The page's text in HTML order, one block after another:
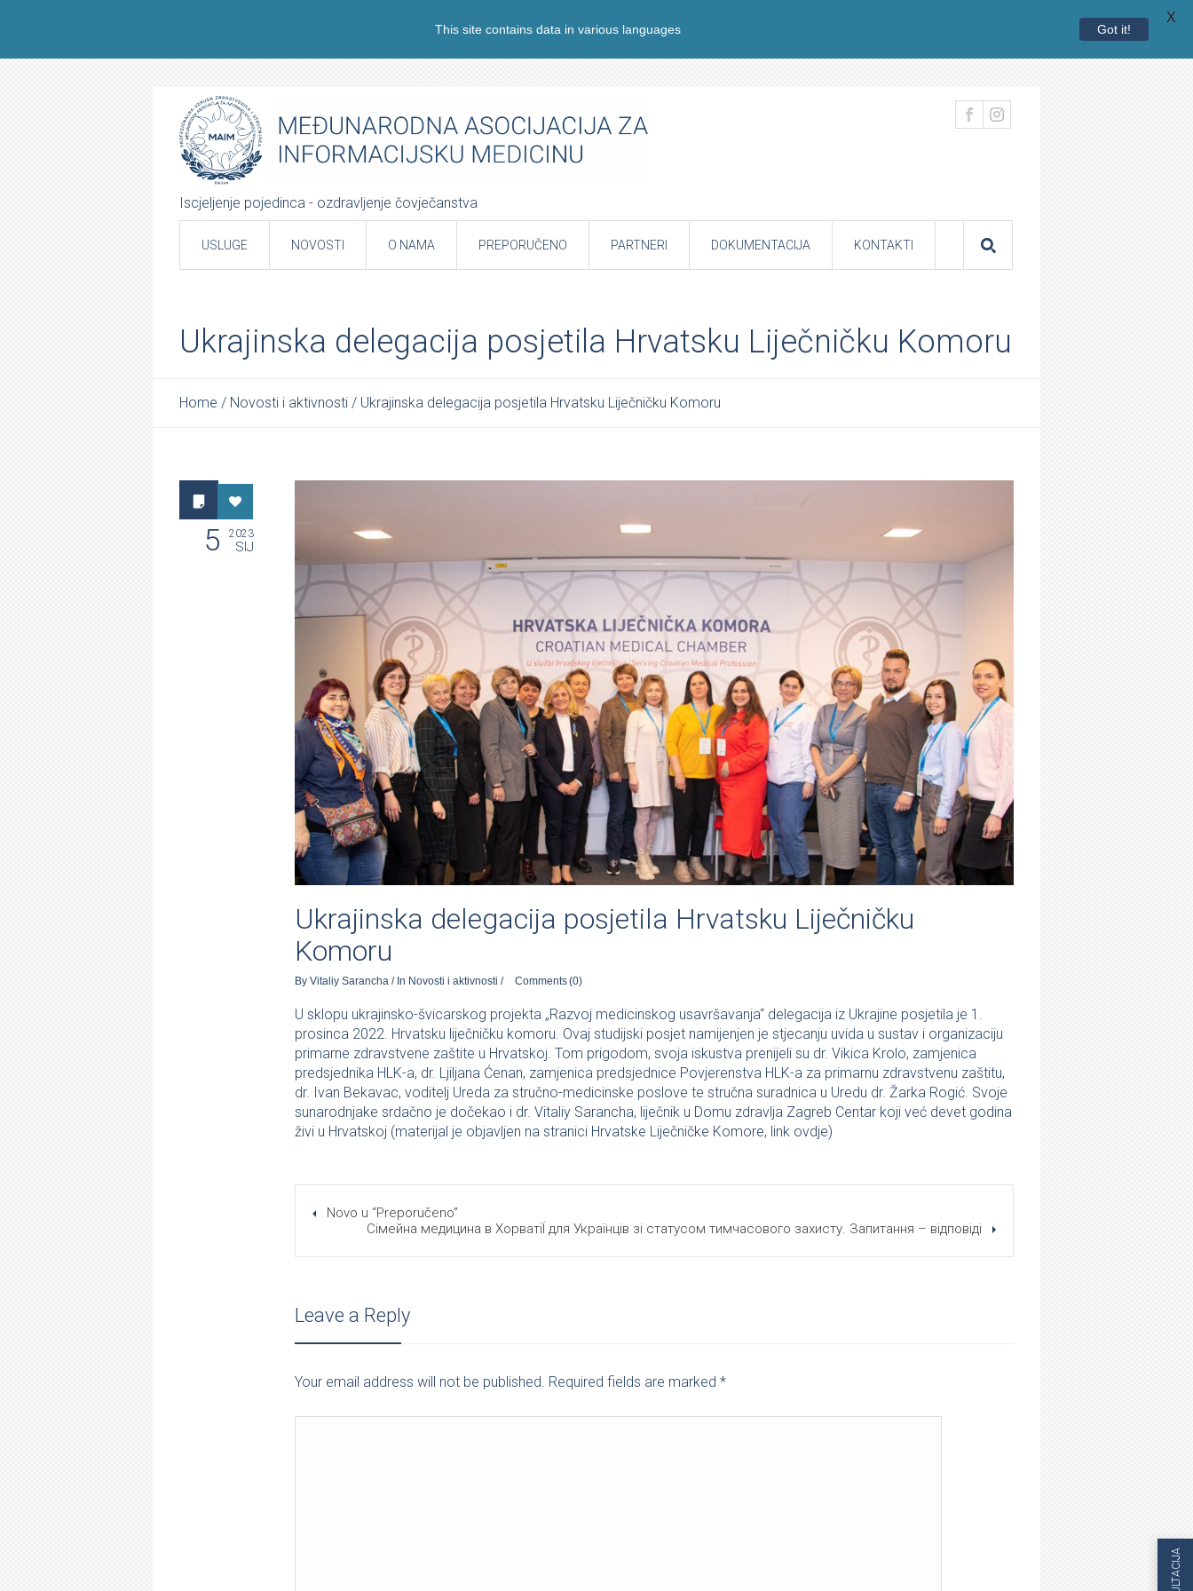
Iscjeljenje pojedinca - ozdravljenje čovječanstva
USLUGE NOVOSTI O NAMA PREPORUČENO PARTNERI DOKUMENTACIJA KONTAKTI
Ukrajinska delegacija posjetila Hrvatsku Liječničku Komoru
Home / Novosti i aktivnosti / Ukrajinska delegacija posjetila Hrvatsku Liječničku Komoru
5 2023
SIJ
Ukrajinska delegacija posjetila Hrvatsku Liječničku
Komoru
By Vitaliy Sarancha / In Novosti i aktivnosti / Comments(0)
U sklopu ukrajinsko-švicarskog projekta „Razvoj medicinskog usavršavanja“ delegacija iz Ukrajine posjetila je 1.
prosinca 2022. Hrvatsku liječničku komoru. Ovaj studijski posjet namijenjen je stjecanju uvida u sustav i organizaciju
primarne zdravstvene zaštite u Hrvatskoj. Tom prigodom, svoja iskustva prenijeli su dr. Vikica Krolo, zamjenica
predsjednika HLK-a, dr. Ljiljana Ćenan, zamjenica predsjednice Povjerenstva HLK-a za primarnu zdravstvenu zaštitu,
dr. Ivan Bekavac, voditelj Ureda za stručno-medicinske poslove te stručna suradnica u Uredu dr. Žarka Rogić. Svoje
sunarodnjake srdačno je dočekao i dr. Vitaliy Sarancha, liječnik u Domu zdravlja Zagreb Centar koji već devet godina
živi u Hrvatskoj (materijal je objavljen na stranici Hrvatske Liječničke Komore, link ovdje)
Novo u “Preporučeno”
Сімейна медицина в ХорватіЇ для Українців зі статусом тимчасового захисту. Запитання – відповіді
Leave a Reply
Your email address will not be published. Required fields are marked *
This site contains data in various languages Got it!
X